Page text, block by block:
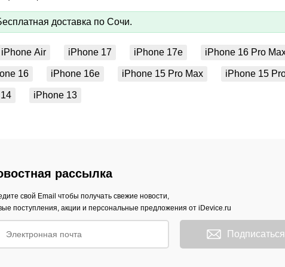
доставка по Сочи.
iPhone Air iPhone 17 iPhone 17e iPhone 16 Pro
16 iPhone 16e iPhone 15 Pro Max iPhone 15
iPhone 13
рассылка
свой Email чтобы получать свежие новости,
поступления, акции и персональные предложения от iDevice.ru
Подписаться